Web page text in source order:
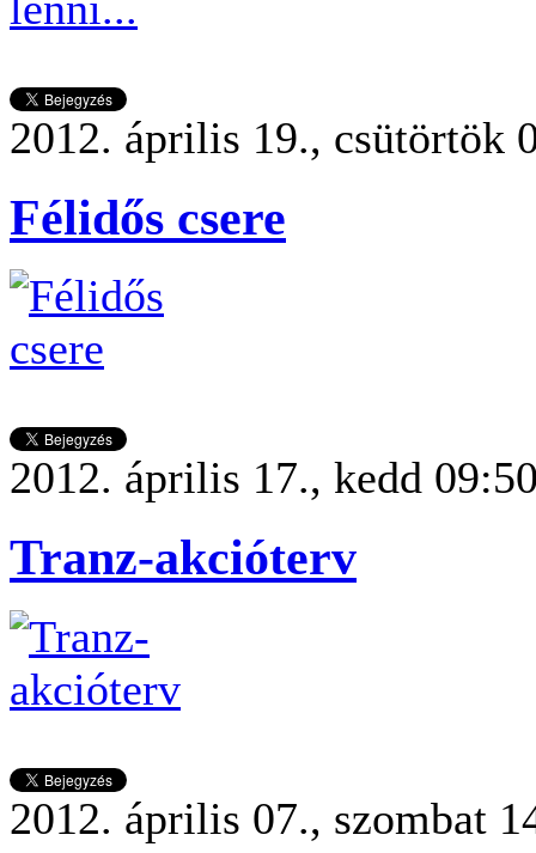
2012. április 19., csütörtök
Félidős csere
2012. április 17., kedd
Tranz-akcióterv
2012. április 07., szombat